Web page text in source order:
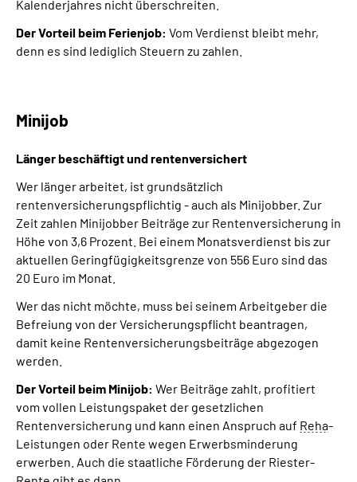
Kalenderjahres nicht überschreiten.
Der Vorteil beim Ferienjob: Vom Verdienst bleibt mehr,
denn es sind lediglich Steuern zu zahlen.
Minijob
Länger beschäftigt undrentenversichert
Wer länger arbeitet, ist grundsätzlich
rentenversicherungspflichtig - auch als Minijobber. Zur
Zeit zahlen Minijobber Beiträge zur Rentenversicherung in
Höhe von 3,6 Prozent. Bei einem Monatsverdienst bis zur
aktuellen Geringfügigkeitsgrenze von 556 Euro sind das
20 Euro im Monat.
Wer das nicht möchte, muss bei seinem Arbeitgeber die
Befreiung von der Versicherungspflicht beantragen,
damit keine Rentenversicherungsbeiträge abgezogen
werden.
Der Vorteil beim Minijob: Wer Beiträge zahlt, profitiert
vom vollen Leistungspaket der gesetzlichen
Rentenversicherung und kann einen Anspruch auf Reha-
Leistungen oder Rente wegen Erwerbsminderung
erwerben. Auch die staatliche Förderung der Riester-